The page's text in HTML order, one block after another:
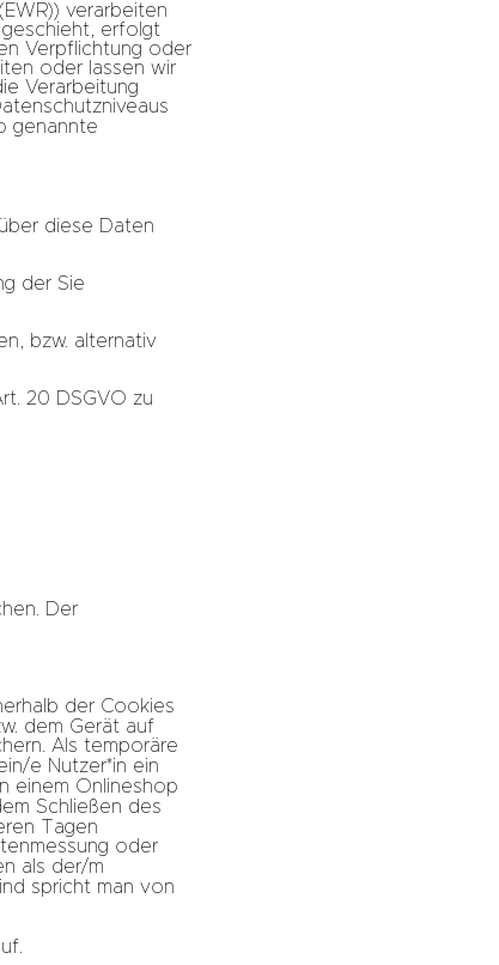
verarbeiten
erfolgt
Verpflichtung oder
oder lassen wir
Verarbeitung
genannte
diese Daten
der Sie
bzw. alternativ
20 DSGVO zu
Der
der Cookies
dem Gerät auf
Als temporäre
e Nutzer*in ein
einem Onlineshop
Schließen des
Tagen
oder
als der/m
spricht man von